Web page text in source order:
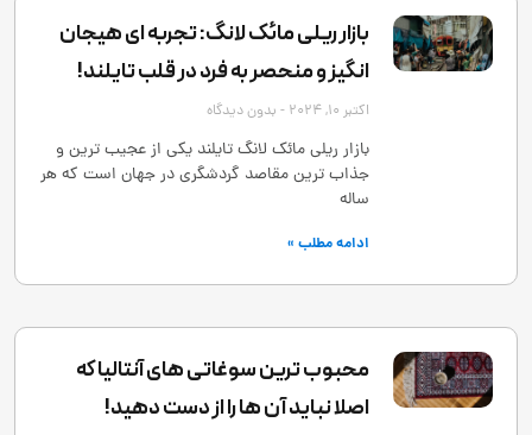
بازار ریلی مائک لانگ: تجربه ‌ای هیجان
‌انگیز و منحصر به‌ فرد در قلب تایلند!
اکتبر 10, 2024 بدون دیدگاه
بازار ریلی مائک لانگ تایلند یکی از عجیب ‌ترین و
جذاب ‌ترین مقاصد گردشگری در جهان است که هر
ساله
ادامه مطلب »
محبوب ترین سوغاتی های آنتالیا که
اصلا نباید آن ها را از دست دهید!